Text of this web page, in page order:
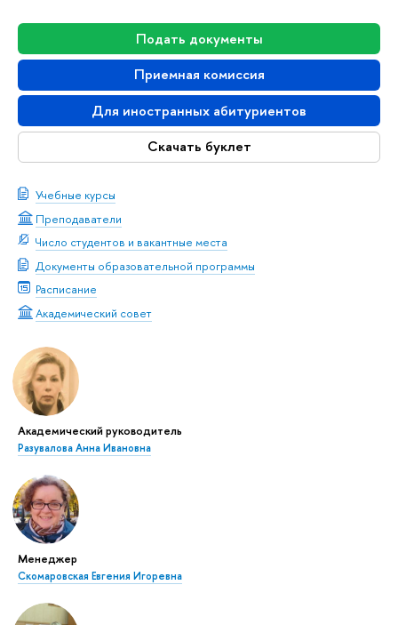
Подать документы
Приемная комиссия
Для иностранных абитуриентов
Скачать буклет
Учебные курсы
Преподаватели
Число студентов и вакантные места
Документы образовательной программы
Расписание
Академический совет
Академический руководитель
Разувалова Анна Ивановна
Менеджер
Скомаровская Евгения Игоревна